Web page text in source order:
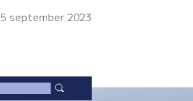
5 september 2023